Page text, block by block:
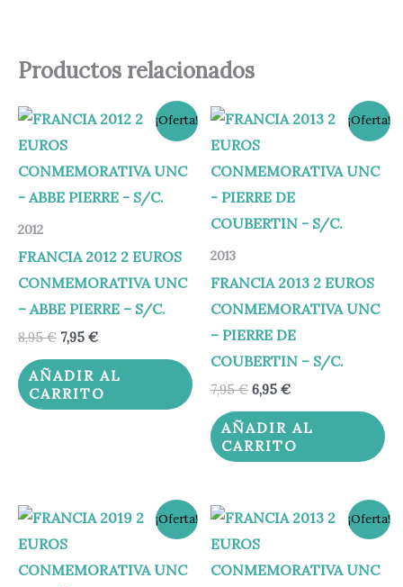
Productos relacionados
¡Oferta!
2012
FRANCIA 2012 2 EUROS
CONMEMORATIVA UNC
– ABBE PIERRE – S/C.
8,95€
El
precio
original
era:
8,95 €.
7,95 €
El
precio
es:
7,95 €.
AÑADIR AL
CARRITO
¡Oferta!
2013
FRANCIA 2013 2 EUROS
CONMEMORATIVA UNC
– PIERRE DE
COUBERTIN – S/C.
7,95€
El
precio
original
era:
7,95 €.
6,95 €
El
precio
es:
6,95 €.
AÑADIR AL
CARRITO
¡Oferta!
El
precio
original
era:
5,50 €.
El
precio
es:
4,50 €.
¡Oferta!
El
precio
original
era:
6,50 €.
El
precio
es:
5,50 €.